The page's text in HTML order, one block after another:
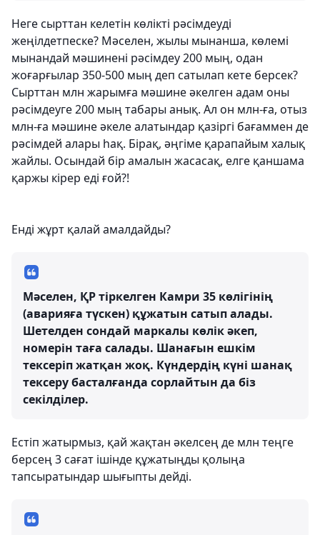
Неге сырттан келетін көлікті рәсімдеуді
жеңілдетпеске? Мәселен, жылы мынанша, көлемі
мынандай мәшинені рәсімдеу 200 мың, одан
жоғарғылар 350-500 мың деп сатылап кете берсек?
Сырттан млн жарымға мәшине әкелген адам оны
рәсімдеуге 200 мың табары анық. Ал он млн-ға, отыз
млн-ға мәшине әкеле алатындар қазіргі бағаммен де
рәсімдей алары һақ. Бірақ, әңгіме қарапайым халық
жайлы. Осындай бір амалын жасасақ, елге қаншама
қаржы кірер еді ғой?!
Енді жұрт қалай амалдайды?
Мәселен, ҚР тіркелген Камри 35 көлігінің
(аварияға түскен) құжатын сатып алады.
Шетелден сондай маркалы көлік әкеп,
номерін таға салады. Шанағын ешкім
тексеріп жатқан жоқ. Күндердің күні шанақ
тексеру басталғанда сорлайтын да біз
секілділер.
Естіп жатырмыз, қай жақтан әкелсең де млн теңге
берсең 3 сағат ішінде құжатыңды қолыңа
тапсыратындар шығыпты дейді.